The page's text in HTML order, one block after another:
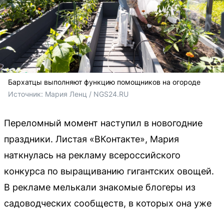
Бархатцы выполняют функцию помощников на огороде
Источник: Мария Ленц / NGS24.RU
Переломный момент наступил в новогодние
праздники. Листая «ВКонтакте», Мария
наткнулась на рекламу всероссийского
конкурса по выращиванию гигантских овощей.
В рекламе мелькали знакомые блогеры из
садоводческих сообществ, в которых она уже